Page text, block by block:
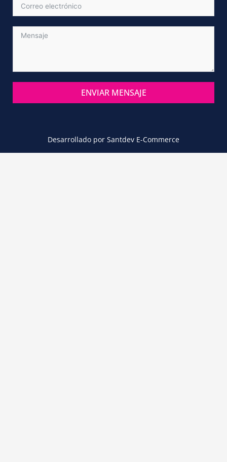
ENVIAR MENSAJE
Desarrollado por Santdev E-Commerce